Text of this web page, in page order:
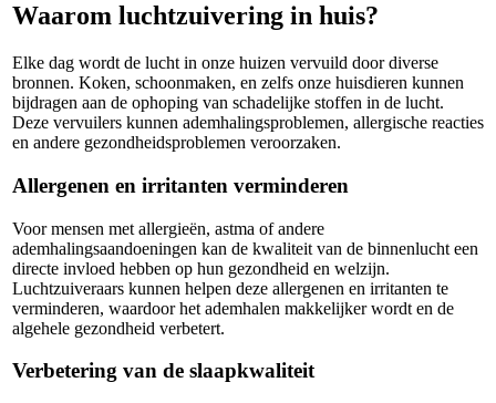
Waarom luchtzuivering in huis?
Elke dag wordt de lucht in onze huizen vervuild door diverse
bronnen. Koken, schoonmaken, en zelfs onze huisdieren kunnen
bijdragen aan de ophoping van schadelijke stoffen in de lucht.
Deze vervuilers kunnen ademhalingsproblemen, allergische reacties
en andere gezondheidsproblemen veroorzaken.
Allergenen en irritanten verminderen
Voor mensen met allergieën, astma of andere
ademhalingsaandoeningen kan de kwaliteit van de binnenlucht een
directe invloed hebben op hun gezondheid en welzijn.
Luchtzuiveraars kunnen helpen deze allergenen en irritanten te
verminderen, waardoor het ademhalen makkelijker wordt en de
algehele gezondheid verbetert.
Verbetering van de slaapkwaliteit